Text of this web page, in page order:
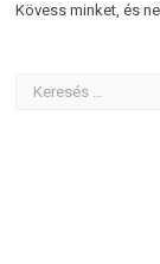
Kövess minket, és